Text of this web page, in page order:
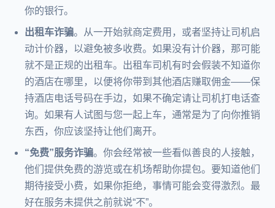
你的银行。
出租车诈骗。从一开始就商定费用，或者坚持让司机启
动计价器，以避免被多收费。如果没有计价器，那可能
就不是正规的出租车。出租车司机有时会假装不知道你
的酒店在哪里，以便将你带到其他酒店赚取佣金——保
持酒店电话号码在手边，如果不确定请让司机打电话查
询。如果有人试图与您一起上车，通常是为了向你推销
东西，你应该坚持让他们离开。
“免费”服务诈骗。你会经常被一些看似善良的人接触，
他们提供免费的游览或在机场帮助你提包。要知道他们
期待接受小费，如果你拒绝，事情可能会变得激烈。最
好在服务未提供之前就说“不”。